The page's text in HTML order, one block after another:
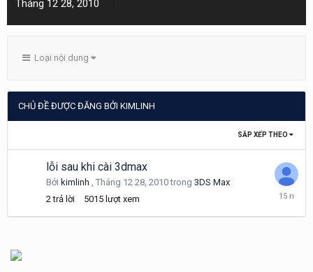
Tháng 12 28, 2010
Loại nội dung
CHỦ ĐỀ ĐƯỢC ĐĂNG BỞI KIMLINH
SẮP XẾP THEO
lỗi sau khi cài 3dmax
Bởi kimlinh , Tháng 12 28, 2010trong 3DS Max
2 trả lời 5015 lượt xem
Tháng
28,